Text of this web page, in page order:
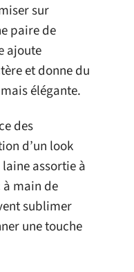
sur
paire de
ajoute
et donne du
élégante.
des
d’un look
assortie à
à main de
sublimer
une touche